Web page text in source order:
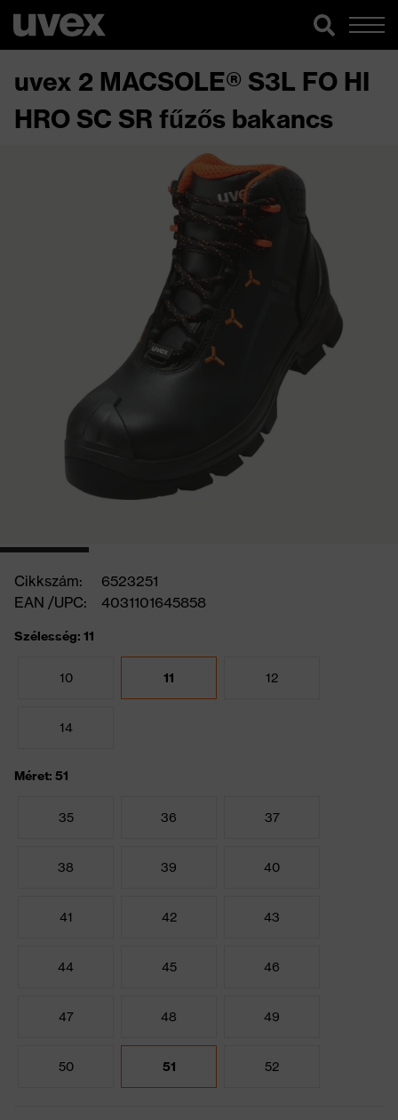
uvex 2 MACSOLE® S3L FO HI
HRO SC SR fűzős bakancs
Cikkszám:
6523251
EAN /UPC:
4031101645858
Szélesség: 11
10 11 12
14
Méret: 51
35 36 37
38 39 40
41 42 43
44 45 46
47 48 49
50 51 52